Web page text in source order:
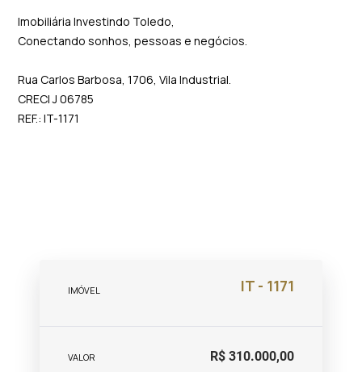
Imobiliária Investindo Toledo,
Conectando sonhos, pessoas e negócios.
Rua Carlos Barbosa, 1706, Vila Industrial.
CRECI J 06785
REF.: IT-1171
IMÓVEL IT - 1171
VALOR R$ 310.000,00